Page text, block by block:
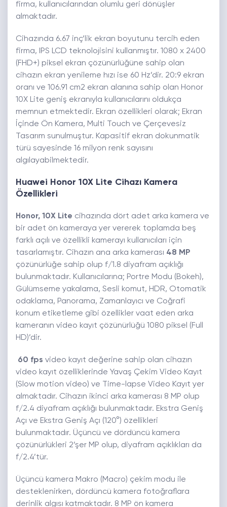
firma, kullanıcılarından olumlu geri dönüşler
almaktadır.
Cihazında 6.67 inç’lik ekran boyutunu tercih eden
firma, IPS LCD teknolojisini kullanmıştır. 1080 x 2400
(FHD+) piksel ekran çözünürlüğüne sahip olan
cihazın ekran yenileme hızı ise 60 Hz’dir. 20:9 ekran
oranı ve 106.91 cm2 ekran alanına sahip olan Honor
10X Lite geniş ekranıyla kullanıcılarını oldukça
memnun etmektedir. Ekran özellikleri olarak; Ekran
İçinde Ön Kamera, Multi Touch ve Çerçevesiz
Tasarım sunulmuştur. Kapasitif ekran dokunmatik
türü sayesinde 16 milyon renk sayısını
algılayabilmektedir.
Huawei Honor 10X Lite Cihazı Kamera
Özellikleri
Honor, 10X Lite cihazında dört adet arka kamera ve
bir adet ön kameraya yer vererek toplamda beş
farklı açılı ve özellikli kamerayı kullanıcıları için
tasarlamıştır. Cihazın ana arka kamerası 48 MP
çözünürlüğe sahip olup f/1.8 diyafram açıklığı
bulunmaktadır. Kullanıcılarına; Portre Modu (Bokeh),
Gülümseme yakalama, Sesli komut, HDR, Otomatik
odaklama, Panorama, Zamanlayıcı ve Coğrafi
konum etiketleme gibi özellikler vaat eden arka
kameranın video kayıt çözünürlüğü 1080 piksel (Full
HD)’dir.
60 fps video kayıt değerine sahip olan cihazın
video kayıt özelliklerinde Yavaş Çekim Video Kayıt
(Slow motion video) ve Time-lapse Video Kayıt yer
almaktadır. Cihazın ikinci arka kamerası 8 MP olup
f/2.4 diyafram açıklığı bulunmaktadır. Ekstra Geniş
Açı ve Ekstra Geniş Açı (120°) özellikleri
bulunmaktadır. Üçüncü ve dördüncü kamera
çözünürlükleri 2’şer MP olup, diyafram açıklıkları da
f/2.4’tür.
Üçüncü kamera Makro (Macro) çekim modu ile
desteklenirken, dördüncü kamera fotoğraflara
derinlik algısı katmaktadır. 8 MP ön kamera